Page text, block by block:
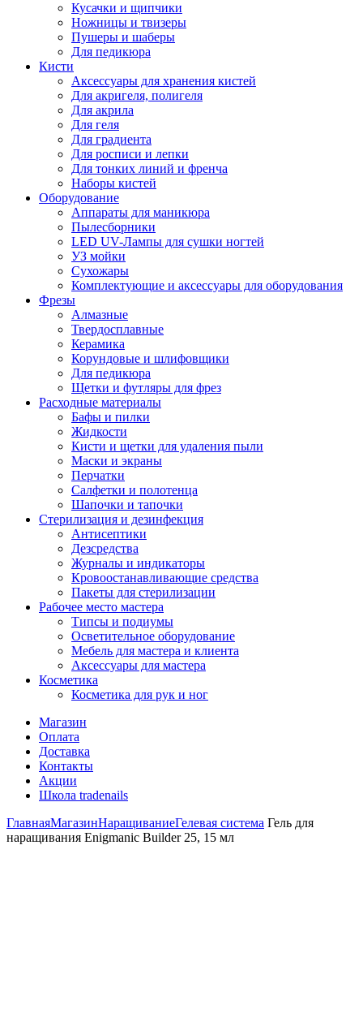
Кусачки и щипчики
Ножницы и твизеры
Пушеры и шаберы
Для педикюра
Кисти
Аксессуары для хранения кистей
Для акригеля, полигеля
Для акрила
Для геля
Для градиента
Для росписи и лепки
Для тонких линий и френча
Наборы кистей
Оборудование
Аппараты для маникюра
Пылесборники
LED UV-Лампы для сушки ногтей
УЗ мойки
Сухожары
Комплектующие и аксессуары для оборудования
Фрезы
Алмазные
Твердосплавные
Керамика
Корундовые и шлифовщики
Для педикюра
Щетки и футляры для фрез
Расходные материалы
Бафы и пилки
Жидкости
Кисти и щетки для удаления пыли
Маски и экраны
Перчатки
Салфетки и полотенца
Шапочки и тапочки
Стерилизация и дезинфекция
Антисептики
Дезсредства
Журналы и индикаторы
Кровоостанавливающие средства
Пакеты для стерилизации
Рабочее место мастера
Типсы и подиумы
Осветительное оборудование
Мебель для мастера и клиента
Аксессуары для мастера
Косметика
Косметика для рук и ног
Магазин
Оплата
Доставка
Контакты
Акции
Школа tradenails
ГлавнаяМагазинНаращиваниеГелевая система Гель для
наращивания Enigmanic Builder 25, 15 мл